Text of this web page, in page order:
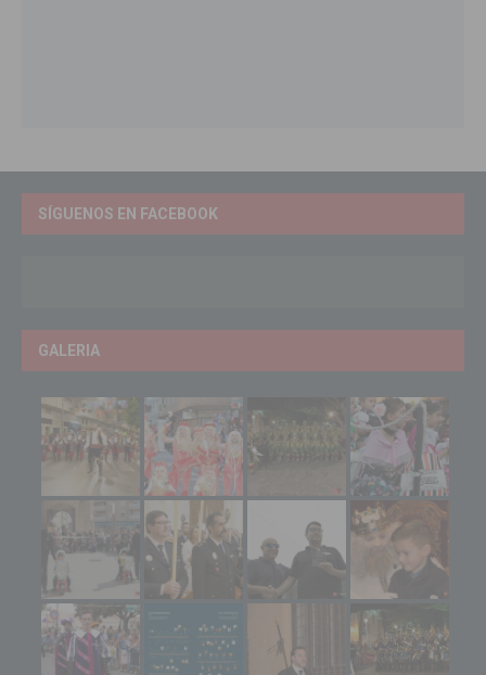
SÍGUENOS EN FACEBOOK
GALERIA